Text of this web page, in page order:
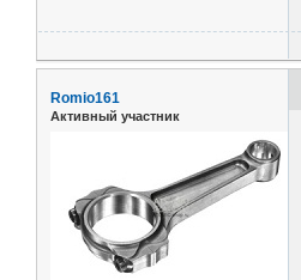
Romio161
Активный участник